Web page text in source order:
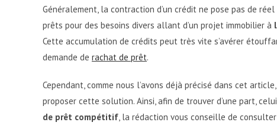
Généralement, la contraction d’un crédit ne pose pas de
prêts pour des besoins divers allant d’un projet immobilier à
Cette accumulation de crédits peut très vite s’avérer
demande de rachat de prêt.
Cependant, comme nous l’avons déjà précisé dans cet
proposer cette solution. Ainsi, afin de trouver d’une part,
de prêt compétitif, la rédaction vous conseille de